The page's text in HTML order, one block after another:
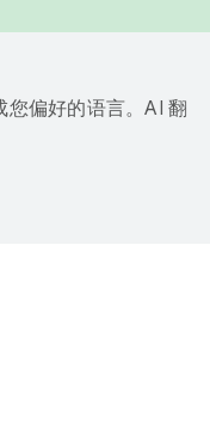
偏好的语言。AI 翻